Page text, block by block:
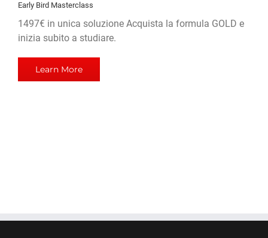
Early Bird Masterclass
1497€ in unica soluzione Acquista la formula GOLD e
inizia subito a studiare.
Learn More